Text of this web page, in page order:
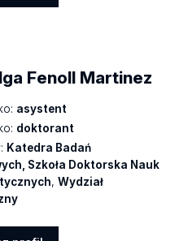
Fenoll Martinez
asystent
doktorant
Katedra Badań
Szkoła Doktorska Nauk
,Wydział